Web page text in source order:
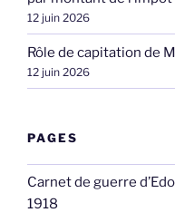
12 juin 2026
Rôle de capitation de
12 juin 2026
PAGES
Carnet de guerre
1918